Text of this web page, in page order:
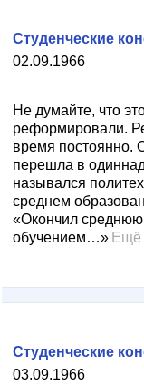
02.09.1966
Студенческие
Не думайте, что
реформировали.
время постоянно.
перешла в
назывался
среднем
«Окончил
обучением…» Ещё
03.09.1966
Студенческие